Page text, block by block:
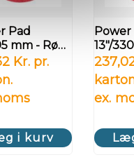
Pad
mm - Rød
Kr. pr.
i kurv
Power
13"/
- 5 stk.
ex.